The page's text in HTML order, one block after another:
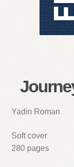
Yadin Roman
Soft cover
280 pages